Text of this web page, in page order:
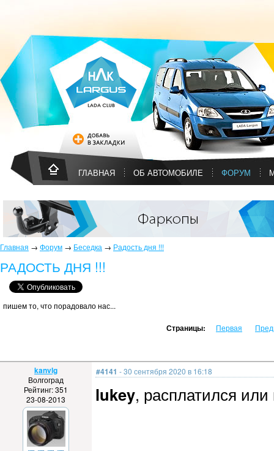
ГЛАВНАЯ ОБ АВТОМОБИЛЕ ФОРУМ
Главная → Форум → Беседка → Радость дня !!!
РАДОСТЬ ДНЯ !!!
пишем то, что порадовало нас...
Страницы: Первая
kanvlg
Волгоград
Рейтинг: 351
23-08-2013
#4141 - 30 сентября 2020 в 16:18
lukey, расплатился